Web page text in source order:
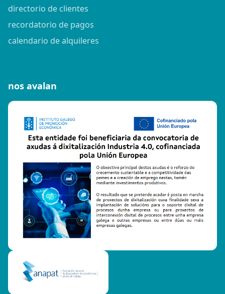
directorio de clientes
recordatorio de pagos
calendario de alquileres
nos avalan